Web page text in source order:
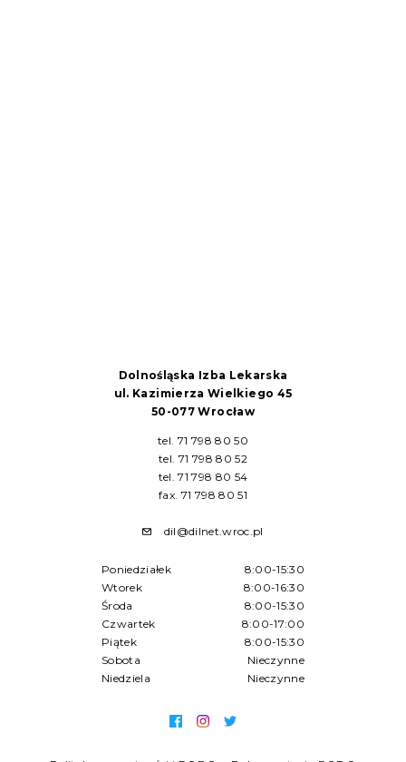
Dolnośląska Izba Lekarska
ul. Kazimierza Wielkiego 45
50-077 Wrocław
tel. 71 798 80 50
tel. 71 798 80 52
tel. 71 798 80 54
fax. 71 798 80 51
dil@dilnet.wroc.pl
Poniedziałek
8:00-15:30
Wtorek
8:00-16:30
Środa
8:00-15:30
Czwartek
8:00-17:00
Piątek
8:00-15:30
Sobota
Nieczynne
Niedziela
Nieczynne